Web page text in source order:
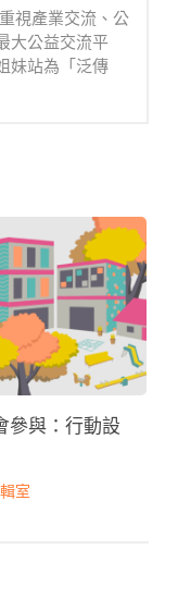
視產業交流、公
大公益交流平
妹站為「泛傳
參與：行動設
室